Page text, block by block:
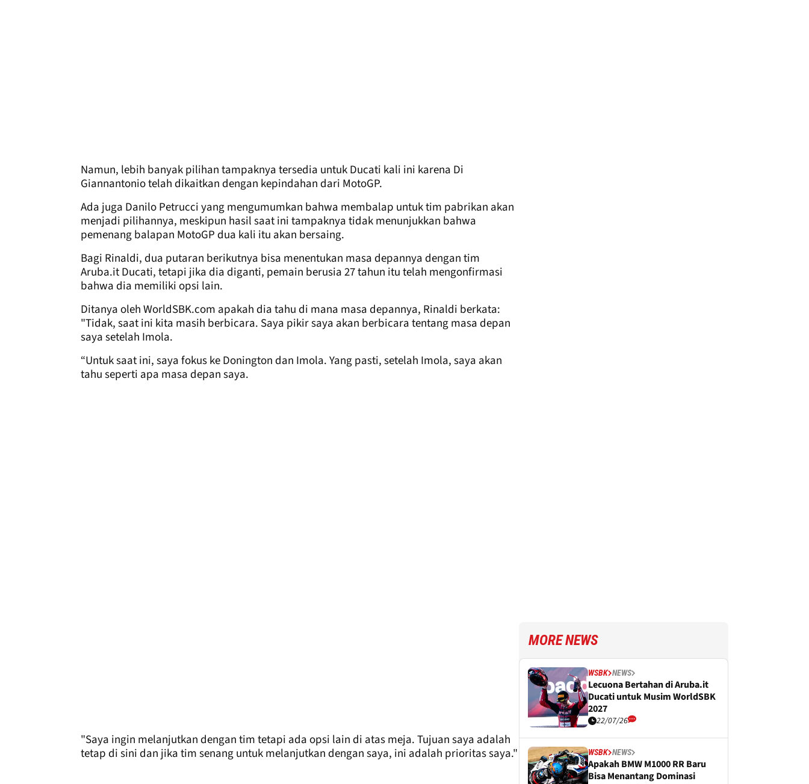
Namun, lebih banyak pilihan tampaknya tersedia untuk Ducati kali ini karena Di
Giannantonio telah dikaitkan dengan kepindahan dari MotoGP.
Ada juga Danilo Petrucci yang mengumumkan bahwa membalap untuk tim pabrikan akan
menjadi pilihannya, meskipun hasil saat ini tampaknya tidak menunjukkan bahwa
pemenang balapan MotoGP dua kali itu akan bersaing.
Bagi Rinaldi, dua putaran berikutnya bisa menentukan masa depannya dengan tim
Aruba.it Ducati, tetapi jika dia diganti, pemain berusia 27 tahun itu telah mengonfirmasi
bahwa dia memiliki opsi lain.
Ditanya oleh WorldSBK.com apakah dia tahu di mana masa depannya, Rinaldi berkata:
"Tidak, saat ini kita masih berbicara. Saya pikir saya akan berbicara tentang masa depan
saya setelah Imola.
“Untuk saat ini, saya fokus ke Donington dan Imola. Yang pasti, setelah Imola, saya akan
tahu seperti apa masa depan saya.
"Saya ingin melanjutkan dengan tim tetapi ada opsi lain di atas meja. Tujuan saya adalah
tetap di sini dan jika tim senang untuk melanjutkan dengan saya, ini adalah prioritas saya."
MORE NEWS
WSBK NEWS
Lecuona Bertahan di Aruba.it
Ducati untuk Musim WorldSBK
2027
22/07/26
WSBK NEWS
Apakah BMW M1000 RR Baru
Bisa Menantang Dominasi